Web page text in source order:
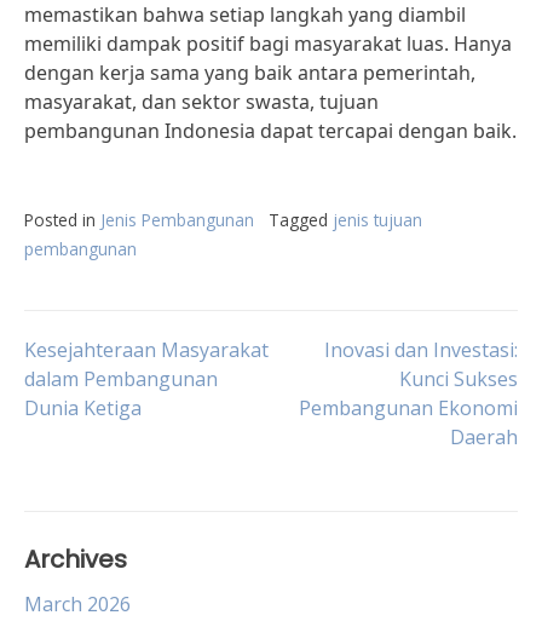
memastikan bahwa setiap langkah yang diambil
memiliki dampak positif bagi masyarakat luas. Hanya
dengan kerja sama yang baik antara pemerintah,
masyarakat, dan sektor swasta, tujuan
pembangunan Indonesia dapat tercapai dengan baik.
Posted in Jenis Pembangunan Tagged jenis tujuan
pembangunan
Post
navigation
Kesejahteraan Masyarakat
dalam Pembangunan
Dunia Ketiga
Inovasi dan Investasi:
Kunci Sukses
Pembangunan Ekonomi
Daerah
Archives
March 2026